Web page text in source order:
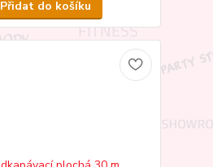
Přidat do košíku